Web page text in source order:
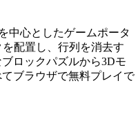
中心としたゲームポータ
配置し、行列を消去す
ロックパズルから3Dモ
ブラウザで無料プレイで